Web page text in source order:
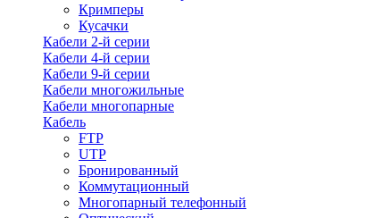
Кримперы
Кусачки
Кабели 2-й серии
Кабели 4-й серии
Кабели 9-й серии
Кабели многожильные
Кабели многопарные
Кабель
FTP
UTP
Бронированный
Коммутационный
Многопарный телефонный